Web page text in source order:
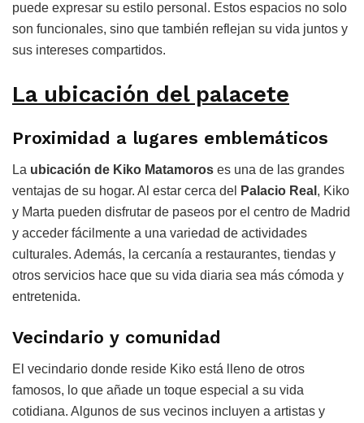
puede expresar su estilo personal. Estos espacios no solo
son funcionales, sino que también reflejan su vida juntos y
sus intereses compartidos.
La ubicación del palacete
Proximidad a lugares emblemáticos
La ubicación de Kiko Matamoros es una de las grandes
ventajas de su hogar. Al estar cerca del
Palacio Real , Kiko
y Marta pueden disfrutar de paseos por el centro de Madrid
y acceder fácilmente a una variedad de actividades
culturales. Además, la cercanía a restaurantes, tiendas y
otros servicios hace que su vida diaria sea más cómoda y
entretenida.
Vecindario y comunidad
El vecindario donde reside Kiko está lleno de otros
famosos, lo que añade un toque especial a su vida
cotidiana. Algunos de sus vecinos incluyen a artistas y